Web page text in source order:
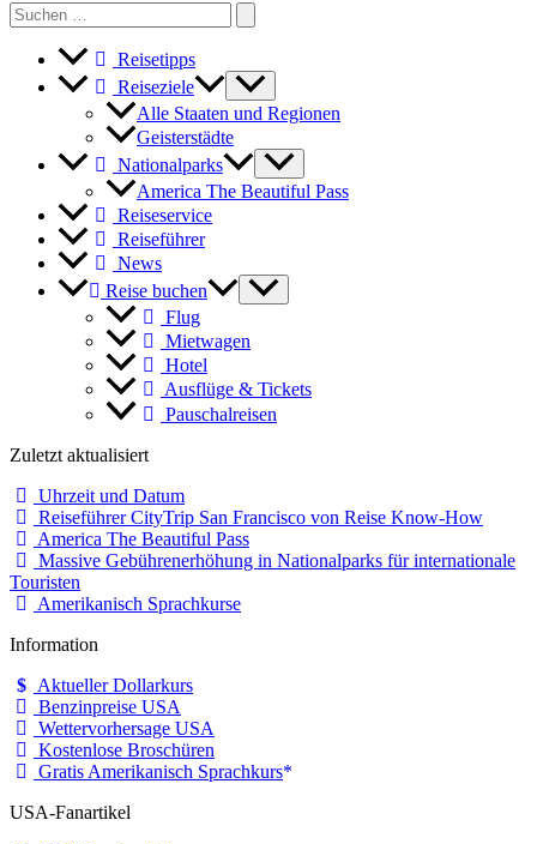
Search
for:
Reisetipps
Reiseziele
Alle Staaten und Regionen
Geisterstädte
Nationalparks
America The Beautiful Pass
Reiseservice
Reiseführer
News
Reise buchen
Flug
Mietwagen
Hotel
Ausflüge & Tickets
Pauschalreisen
Zuletzt aktualisiert
Uhrzeit und Datum
Reiseführer CityTrip San Francisco von Reise Know-How
America The Beautiful Pass
Massive Gebührenerhöhung in Nationalparks für internationale
Touristen
Amerikanisch Sprachkurse
Information
Aktueller Dollarkurs
Benzinpreise USA
Wettervorhersage USA
Kostenlose Broschüren
Gratis Amerikanisch Sprachkurs
USA-Fanartikel